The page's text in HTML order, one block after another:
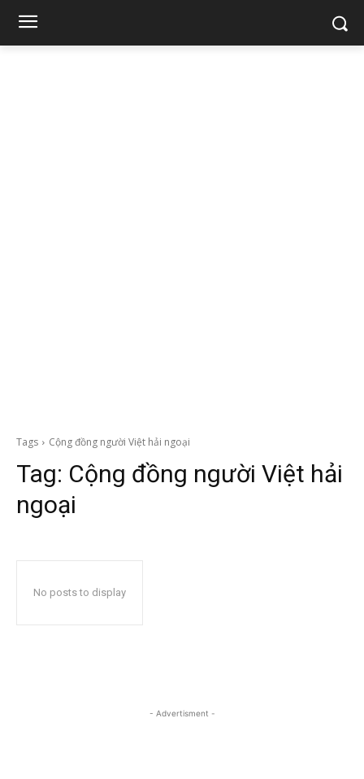
Tags Cộng đồng người Việt hải ngoại
Tag: Cộng đồng người Việt hải
ngoại
No posts to display
- Advertisment -